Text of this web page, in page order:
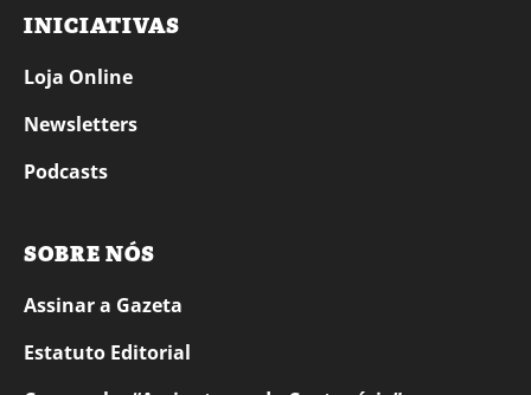
INICIATIVAS
Loja Online
Newsletters
Podcasts
SOBRE NÓS
Assinar a Gazeta
Estatuto Editorial